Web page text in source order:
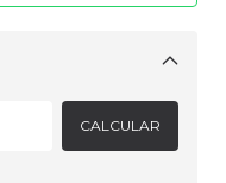
Alterar CEP
CALCULAR